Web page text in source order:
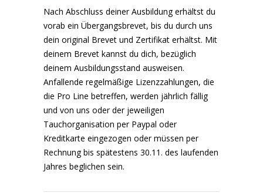
Nach Abschluss deiner Ausbildung erhältst du
vorab ein Übergangsbrevet, bis du durch uns
dein original Brevet und Zertifikat erhältst. Mit
deinem Brevet kannst du dich, bezüglich
deinem Ausbildungsstand ausweisen.
Anfallende regelmäßige Lizenzzahlungen, die
die Pro Line betreffen, werden jährlich fällig
und von uns oder der jeweiligen
Tauchorganisation per Paypal oder
Kreditkarte eingezogen oder müssen per
Rechnung bis spätestens 30.11. des laufenden
Jahres beglichen sein.